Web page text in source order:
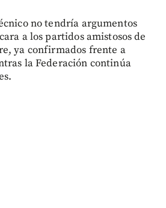
no tendría argumentos
a los partidos amistosos de
ya confirmados frente a
la Federación continúa